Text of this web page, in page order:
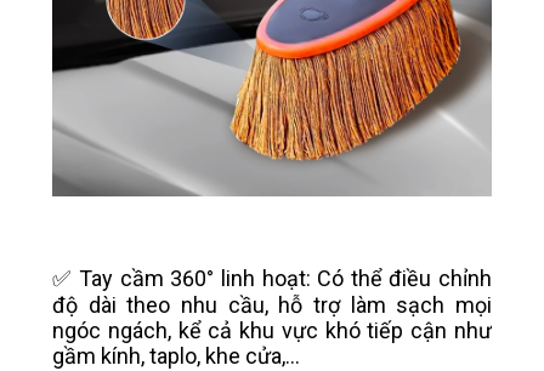
✅ Tay cầm 360° linh hoạt: Có thể điều chỉnh
độ dài theo nhu cầu, hỗ trợ làm sạch mọi
ngóc ngách, kể cả khu vực khó tiếp cận như
gầm kính, taplo, khe cửa,...